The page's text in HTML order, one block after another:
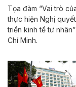
Tọa đàm “Vai trò
thực hiện Nghị
triển kinh tế tư
Chí Minh.